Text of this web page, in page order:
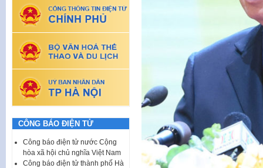
CÔNG BÁO ĐIỆN TỬ
Công báo điện tử nước Cộng
hòa xã hội chủ nghĩa Việt Nam
Công báo điện tử thành phố Hà